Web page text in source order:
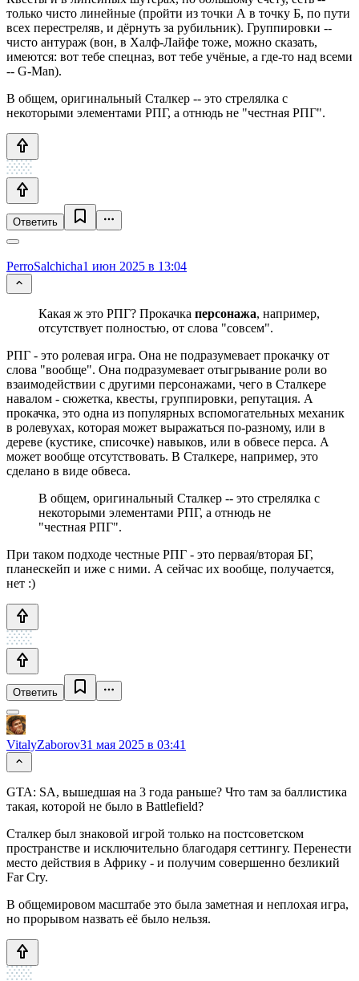
только чисто линейные (пройти из точки А в точку Б, по пути
всех перестреляв, и дёрнуть за рубильник). Группировки --
чисто антураж (вон, в Халф-Лайфе тоже, можно сказать,
имеются: вот тебе спецназ, вот тебе учёные, а где-то над всеми
-- G-Man).
В общем, оригинальный Сталкер -- это стрелялка с
некоторыми элементами РПГ, а отнюдь не "честная РПГ".
Ответить
PerroSalchicha1 июн 2025 в 13:04
Какая ж это РПГ? Прокачка персонажа, например,
отсутствует полностью, от слова "совсем".
РПГ - это ролевая игра. Она не подразумевает прокачку от
слова "вообще". Она подразумевает отыгрывание роли во
взаимодействии с другими персонажами, чего в Сталкере
навалом - сюжетка, квесты, группировки, репутация. А
прокачка, это одна из популярных вспомогательных механик
в ролевухах, которая может выражаться по-разному, или в
дереве (кустике, списочке) навыков, или в обвесе перса. А
может вообще отсутствовать. В Сталкере, например, это
сделано в виде обвеса.
В общем, оригинальный Сталкер -- это стрелялка с
некоторыми элементами РПГ, а отнюдь не
"честная РПГ".
При таком подходе честные РПГ - это первая/вторая БГ,
планескейп и иже с ними. А сейчас их вообще, получается,
нет :)
Ответить
VitalyZaborov31 мая 2025 в 03:41
GTA: SA, вышедшая на 3 года раньше? Что там за баллистика
такая, которой не было в Battlefield?
Сталкер был знаковой игрой только на постсоветском
пространстве и исключительно благодаря сеттингу. Перенести
место действия в Африку - и получим совершенно безликий
Far Cry.
В общемировом масштабе это была заметная и неплохая игра,
но прорывом назвать её было нельзя.